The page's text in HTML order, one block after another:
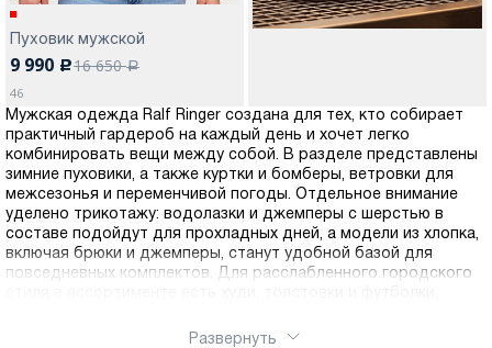
Пуховик мужской
9 990 c16 650a
46
Мужская одежда Ralf Ringer создана для тех, кто собирает
практичный гардероб на каждый день и хочет легко
комбинировать вещи между собой. В разделе представлены
зимние пуховики, а также куртки и бомберы, ветровки для
межсезонья и переменчивой погоды. Отдельное внимание
уделено трикотажу: водолазки и джемперы с шерстью в
составе подойдут для прохладных дней, а модели из хлопка,
включая брюки и джемперы, станут удобной базой для
повседневных комплектов. Для расслабленного городского
одежду по сезону, посадке и цвету, чтобы быстро собирать
Развернуть